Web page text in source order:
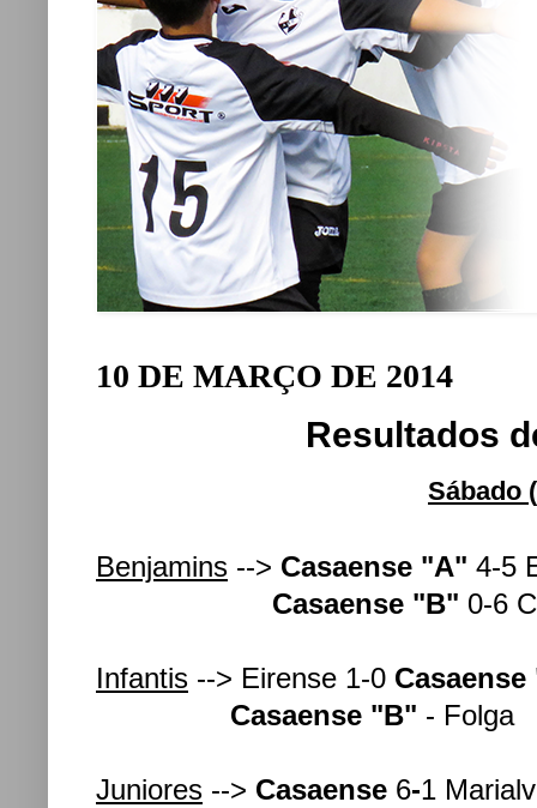
10 DE MARÇO DE 2014
Resultados
Sábado
Benjamins --> Casaense "A" 4-5
Casaense "B" 0-6
Infantis --> Eirense 1-0
Casaense "B" - Folga
Juniores --> Casaense 6-1